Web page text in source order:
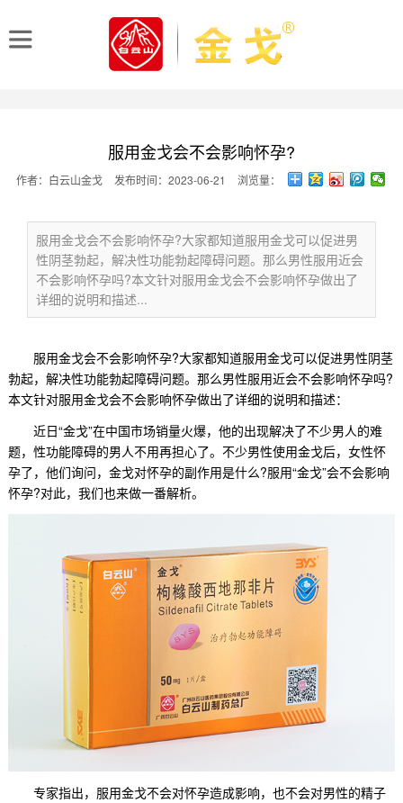
服用金戈会不会影响怀孕?
作者：白云山金戈 发布时间：2023-06-21 浏览量：
服用金戈会不会影响怀孕?大家都知道服用金戈可以促进男
性阴茎勃起，解决性功能勃起障碍问题。那么男性服用近会
不会影响怀孕吗?本文针对服用金戈会不会影响怀孕做出了
详细的说明和描述...
服用金戈会不会影响怀孕?大家都知道服用金戈可以促进男性阴茎
勃起，解决性功能勃起障碍问题。那么男性服用近会不会影响怀孕吗?
本文针对服用金戈会不会影响怀孕做出了详细的说明和描述：
近日“金戈”在中国市场销量火爆，他的出现解决了不少男人的难
题，性功能障碍的男人不用再担心了。不少男性使用金戈后，女性怀
孕了，他们询问，金戈对怀孕的副作用是什么?服用“金戈”会不会影响
怀孕?对此，我们也来做一番解析。
专家指出，服用金戈不会对怀孕造成影响，也不会对男性的精子